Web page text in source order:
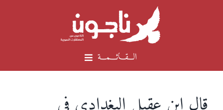
الـــقـــائــــمـــة